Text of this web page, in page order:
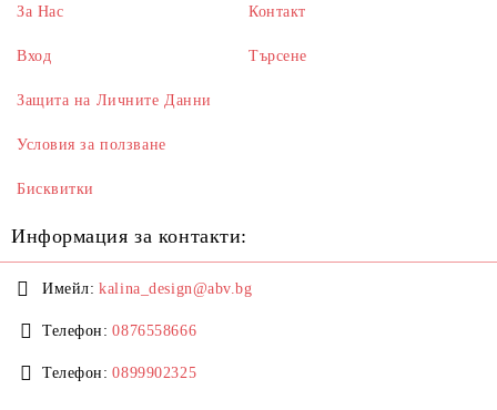
За Нас
Вход
Контакт
Търсене
Защита на Личните Данни
Условия за ползване
Бисквитки
Информация за контакти:
Имейл: kalina_design@abv.bg
Телефон: 0876558666
Телефон: 0899902325